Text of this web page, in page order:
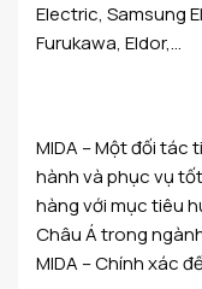
Electric, Samsung
Furukawa, Eldor,…
MIDA – Một đối tác
hành và phục vụ
hàng với mục tiêu
Châu Á trong
MIDA – Chính xác